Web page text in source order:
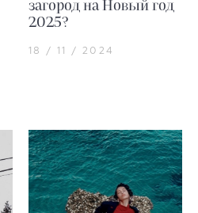
загород на Новый год
2025?
18 / 11 / 2024